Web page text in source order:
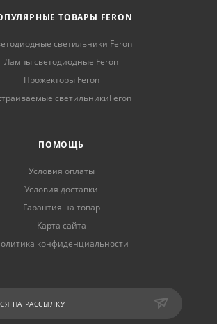
ТОВАРЫ FERON
светильники Feron
Лампы светодиодные Feron
Прожекторы Feron
светильникиFeron
ПОМОЩЬ
Условия оплаты
Условия доставки
Гарантия на товар
Карта сайта
конфиденциальности
НА РАССЫЛКУ